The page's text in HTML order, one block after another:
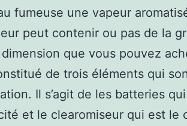
fumeuse une vapeur
peut contenir ou pas de la
que vous pouvez
de trois éléments qui
Il s’agit de les batteries
et le clearomiseur qui est